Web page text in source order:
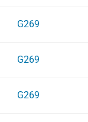
G269
G269
G269